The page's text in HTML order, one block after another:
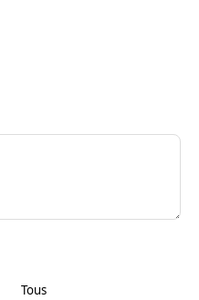
Tous